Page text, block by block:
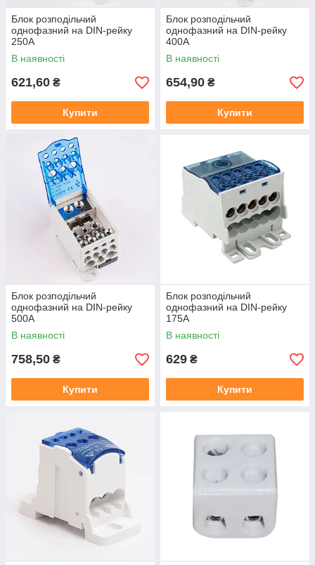
Блок розподільчий
однофазний на DIN-рейку
250А
В наявності
621,60 ₴
Купити
Блок розподільчий
однофазний на DIN-рейку
400А
В наявності
654,90 ₴
Купити
Блок розподільчий
однофазний на DIN-рейку
500А
В наявності
758,50 ₴
Купити
Блок розподільчий
однофазний на DIN-рейку
175А
В наявності
629 ₴
Купити